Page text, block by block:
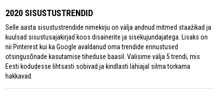
2020 SISUSTUSTRENDID
Selle aasta sisustustrendide nimekirju on välja andnud mitmed staažikad ja
kuulsad sisustusajakirjad koos disainerite ja sisekujundajatega. Lisaks on
nii Pinterest kui ka Google avaldanud oma trendide ennustused
otsingusõnade kasutamise tiheduse baasil. Valisime välja 5 trendi, mis
Eesti kodudesse lihtsasti sobivad ja kindlasti lähiajal silma torkama
hakkavad.